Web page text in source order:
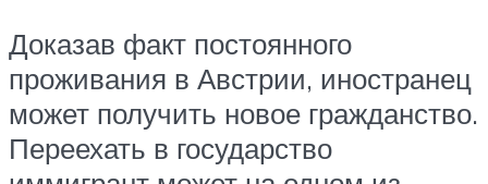
Доказав факт постоянного
проживания в Австрии, иностранец
может получить новое гражданство.
Переехать в государство